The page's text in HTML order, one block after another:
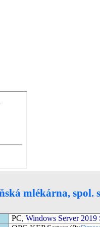
mlékárna, spol.
PC, Windows Server 2019